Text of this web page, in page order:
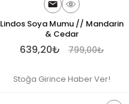
Lindos Soya Mumu // Mandarin
& Cedar
639,20₺ 799,00₺
Stoğa Girince Haber Ver!